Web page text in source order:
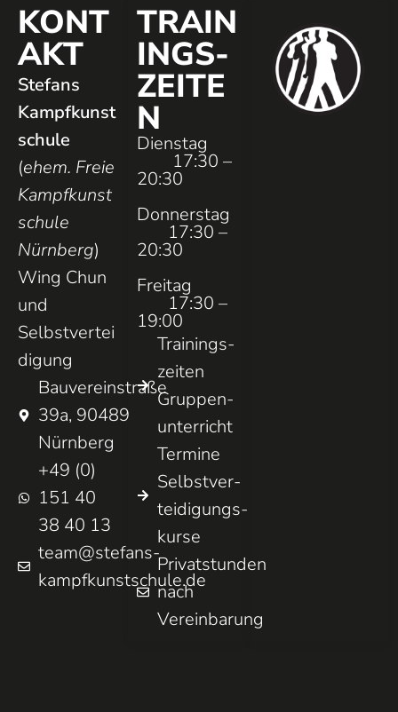
KONT
AKT
Stefans
Kampfkunst
schule
(ehem. Freie
Kampfkunst
schule
Nürnberg)
Wing Chun
und
Selbstvertei
digung
Bauvereinstraße
39a, 90489
Nürnberg
+49 (0)
151 40
38 40 13
team@stefans-
kampfkunstschule.de
TRAIN
INGS­
ZEITE
N
Dienstag
17:30 –
20:30
Donnerstag
17:30 –
20:30
Freitag
17:30 –
19:00
Trainings­
zeiten
Gruppen­
unterricht
Termine
Selbst­ver­
teidigungs­
kurse
Privatstunden
nach
Vereinbarung